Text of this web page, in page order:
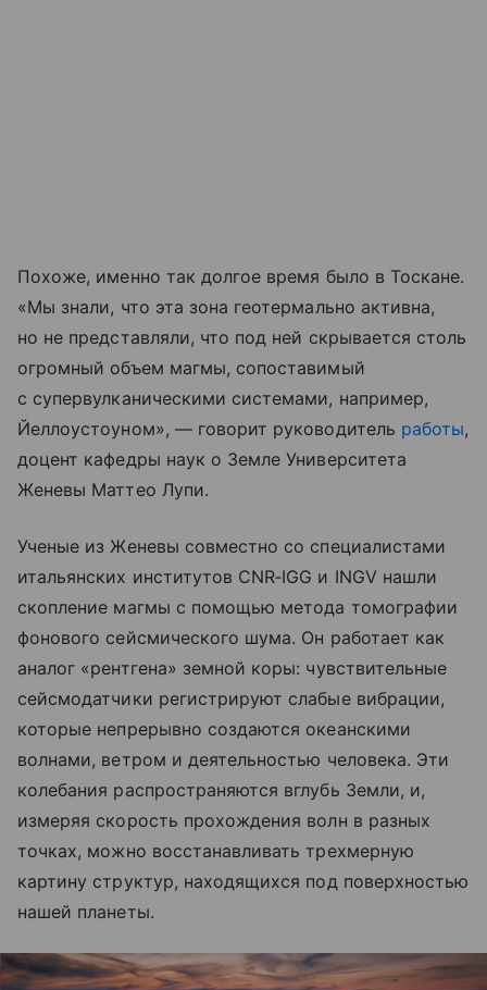
Похоже, именно так долгое время было в Тоскане.
«Мы знали, что эта зона геотермально активна,
но не представляли, что под ней скрывается столь
огромный объем магмы, сопоставимый
с супервулканическими системами, например,
Йеллоустоуном», — говорит руководитель работы,
доцент кафедры наук о Земле Университета
Женевы Маттео Лупи.
Ученые из Женевы совместно со специалистами
итальянских институтов CNR‑IGG и INGV нашли
скопление магмы с помощью метода томографии
фонового сейсмического шума. Он работает как
аналог «рентгена» земной коры: чувствительные
сейсмодатчики регистрируют слабые вибрации,
которые непрерывно создаются океанскими
волнами, ветром и деятельностью человека. Эти
колебания распространяются вглубь Земли, и,
измеряя скорость прохождения волн в разных
точках, можно восстанавливать трехмерную
картину структур, находящихся под поверхностью
нашей планеты.